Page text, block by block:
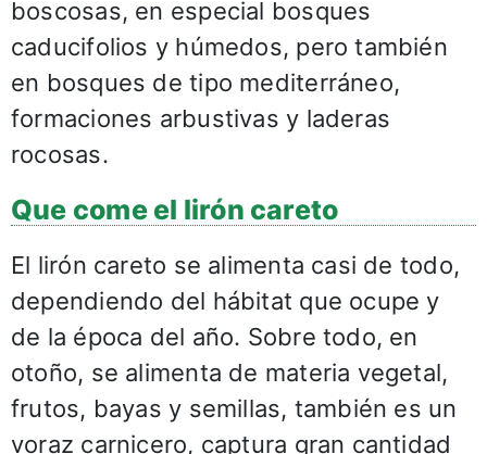
boscosas, en especial bosques
caducifolios y húmedos, pero también
en bosques de tipo mediterráneo,
formaciones arbustivas y laderas
rocosas.
Que come el lirón careto
El lirón careto se alimenta casi de todo,
dependiendo del hábitat que ocupe y
de la época del año. Sobre todo, en
otoño, se alimenta de materia vegetal,
frutos, bayas y semillas, también es un
voraz carnicero, captura gran cantidad